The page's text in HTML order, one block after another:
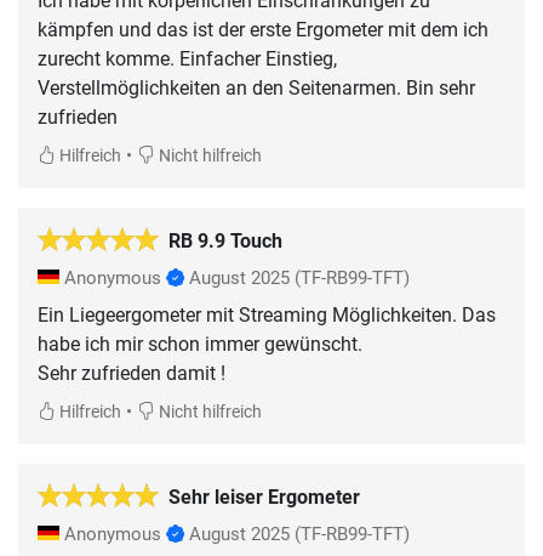
kämpfen und das ist der erste Ergometer mit dem ich
zurecht komme. Einfacher Einstieg,
Verstellmöglichkeiten an den Seitenarmen. Bin sehr
zufrieden
Hilfreich • Nicht hilfreich
RB 9.9 Touch
Anonymous August 2025 (TF-RB99-TFT)
Ein Liegeergometer mit Streaming Möglichkeiten. Das
habe ich mir schon immer gewünscht.
Sehr zufrieden damit !
Hilfreich • Nicht hilfreich
Sehr leiser Ergometer
Anonymous August 2025 (TF-RB99-TFT)